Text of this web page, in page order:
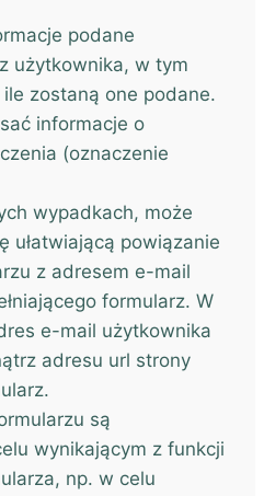
podane
użytkownika, w tym
zostaną one podane.
informacje o
(oznaczenie
wypadkach, może
ułatwiającą powiązanie
z adresem e-mail
formularz. W
e-mail użytkownika
adresu url strony
są
wynikającym z funkcji
np. w celu